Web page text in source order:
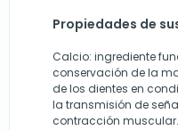
Propiedades de
Calcio: ingrediente
conservación de la
de los dientes en
la transmisión de
contracción muscular.